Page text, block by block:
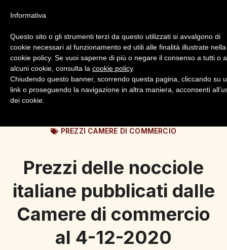
Login Registrazione
PREZZI CAMERE DI COMMERCIO
Prezzi delle nocciole
italiane pubblicati dalle
Camere di commercio
al 4-12-2020
Informativa
Questo sito o gli strumenti terzi da questo utilizzati si avvalgono di
cookie necessari al funzionamento ed utili alle finalità illustrate nella
cookie policy. Se vuoi saperne di più o negare il consenso a tutti o
alcuni cookie, consulta la cookie policy.
Chiudendo questo banner, scorrendo questa pagina, cliccando su
link o proseguendo la navigazione in altra maniera, acconsenti
dei cookie.